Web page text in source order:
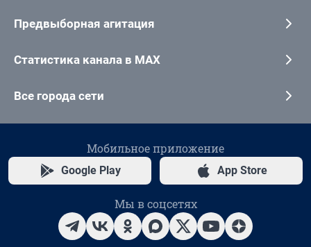
Предвыборная агитация
Статистика канала в MAX
Все города сети
Мобильное приложение
Google Play App Store
Мы в соцсетях